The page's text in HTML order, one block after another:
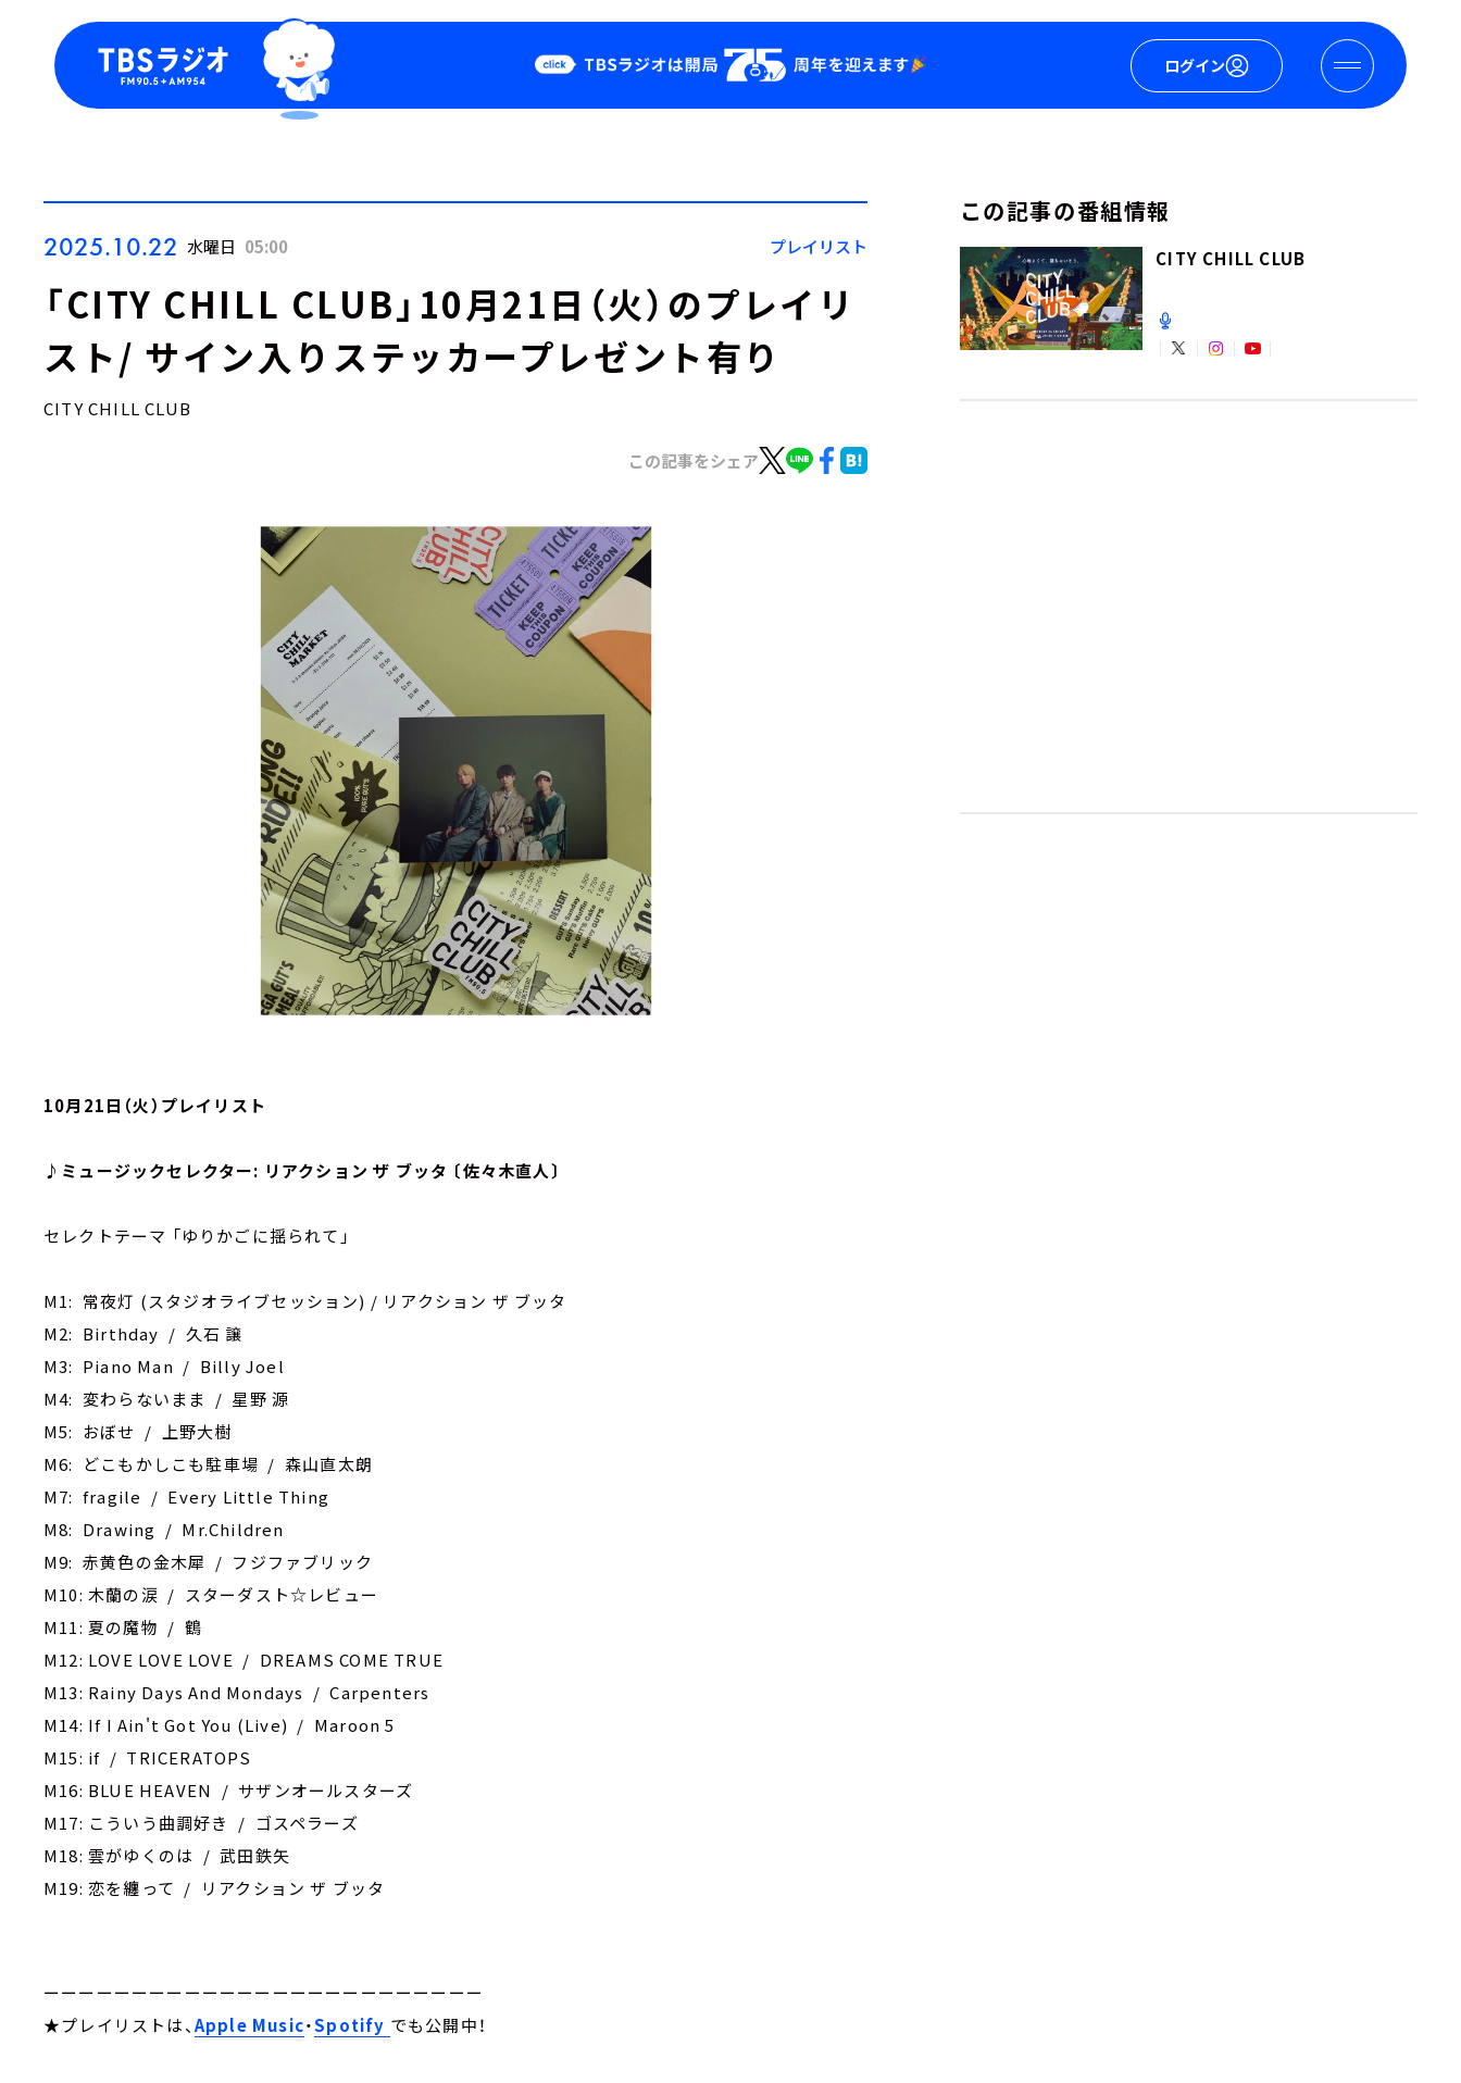
ログイン
Podcast
YouTube
会社情報
2025.10.22 水曜日 05:00 プレイリスト
「CITY CHILL CLUB」10月21日（火）のプレイリ
スト/ サイン入りステッカープレゼント有り
CITY CHILL CLUB
この記事をシェア
10月21日（火）プレイリスト
♪ミュージックセレクター: リアクション ザ ブッタ 〔佐々木直人〕
セレクトテーマ 「ゆりかごに揺られて」
M1: 常夜灯 (スタジオライブセッション) / リアクション ザ ブッタ
M2: Birthday / 久石 譲
M3: Piano Man / Billy Joel
M4: 変わらないまま / 星野 源
M5: おぼせ / 上野大樹
M6: どこもかしこも駐車場 / 森山直太朗
M7: fragile / Every Little Thing
M8: Drawing / Mr.Children
M9: 赤黄色の金木犀 / フジファブリック
M10: 木蘭の涙 / スターダスト☆レビュー
M11: 夏の魔物 / 鶴
M12: LOVE LOVE LOVE / DREAMS COME TRUE
M13: Rainy Days And Mondays / Carpenters
M14: If I Ain't Got You (Live) / Maroon 5
M15: if / TRICERATOPS
M16: BLUE HEAVEN / サザンオールスターズ
M17: こういう曲調好き / ゴスペラーズ
M18: 雲がゆくのは / 武田鉄矢
M19: 恋を纏って / リアクション ザ ブッタ
ーーーーーーーーーーーーーーーーーーーーーーーーー
★プレイリストは、 Apple Music・Spotify でも公開中！
この記事の番組情報
CITY CHILL CLUB